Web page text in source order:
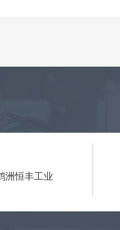
洲恒丰工业